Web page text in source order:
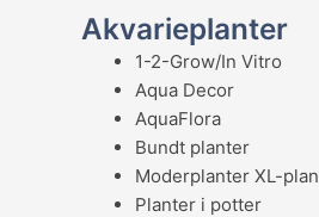
Akvarieplanter
1-2-Grow/In Vitro
Aqua Decor
AquaFlora
Bundt planter
Moderplanter XL-
Planter i potter